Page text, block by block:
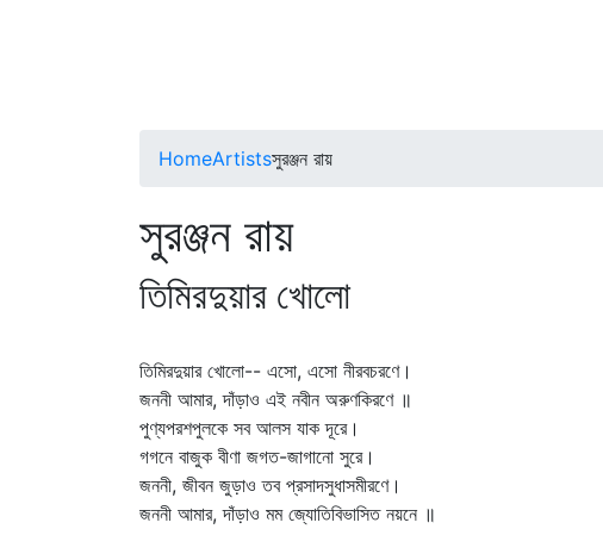
HomeArtistsসুরঞ্জন রায়
সুরঞ্জন রায়
তিমিরদুয়ার খোলো
তিমিরদুয়ার খোলো-- এসো, এসো নীরবচরণে।
জননী আমার, দাঁড়াও এই নবীন অরুণকিরণে ॥
পুণ্যপরশপুলকে সব আলস যাক দূরে।
গগনে বাজুক বীণা জগত-জাগানো সুরে।
জননী, জীবন জুড়াও তব প্রসাদসুধাসমীরণে।
জননী আমার, দাঁড়াও মম জ্যোতিবিভাসিত নয়নে ॥